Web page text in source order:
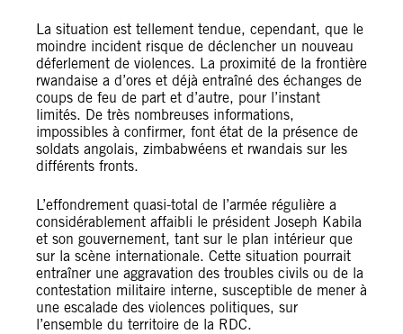
La situation est tellement tendue, cependant, que le
moindre incident risque de déclencher un nouveau
déferlement de violences. La proximité de la frontière
rwandaise a d’ores et déjà entraîné des échanges de
coups de feu de part et d’autre, pour l’instant
limités. De très nombreuses informations,
impossibles à confirmer, font état de la présence de
soldats angolais, zimbabwéens et rwandais sur les
différents fronts.
L’effondrement quasi-total de l’armée régulière a
considérablement affaibli le président Joseph Kabila
et son gouvernement, tant sur le plan intérieur que
sur la scène internationale. Cette situation pourrait
entraîner une aggravation des troubles civils ou de la
contestation militaire interne, susceptible de mener à
une escalade des violences politiques, sur
l’ensemble du territoire de la RDC.